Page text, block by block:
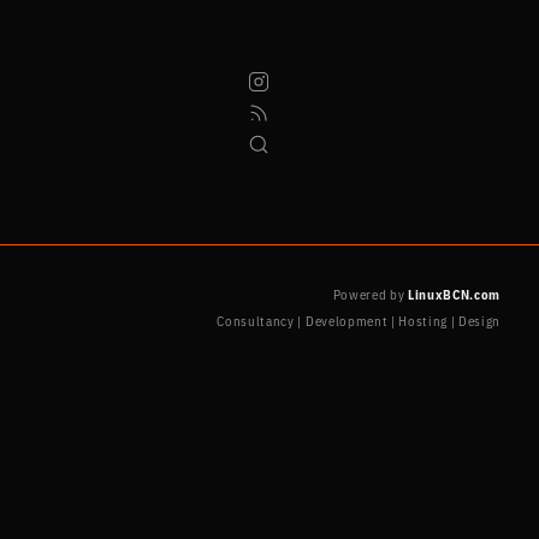
Powered by LinuxBCN.com
Consultancy | Development | Hosting | Design